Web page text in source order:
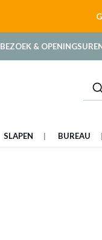
BEZOEK &
SLAPEN BUREAU